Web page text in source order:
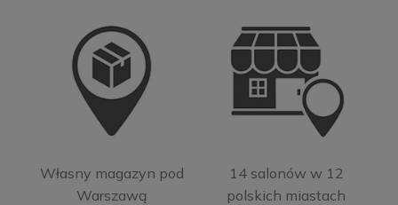
Własny magazyn pod
Warszawą
14 salonów w 12
polskich miastach